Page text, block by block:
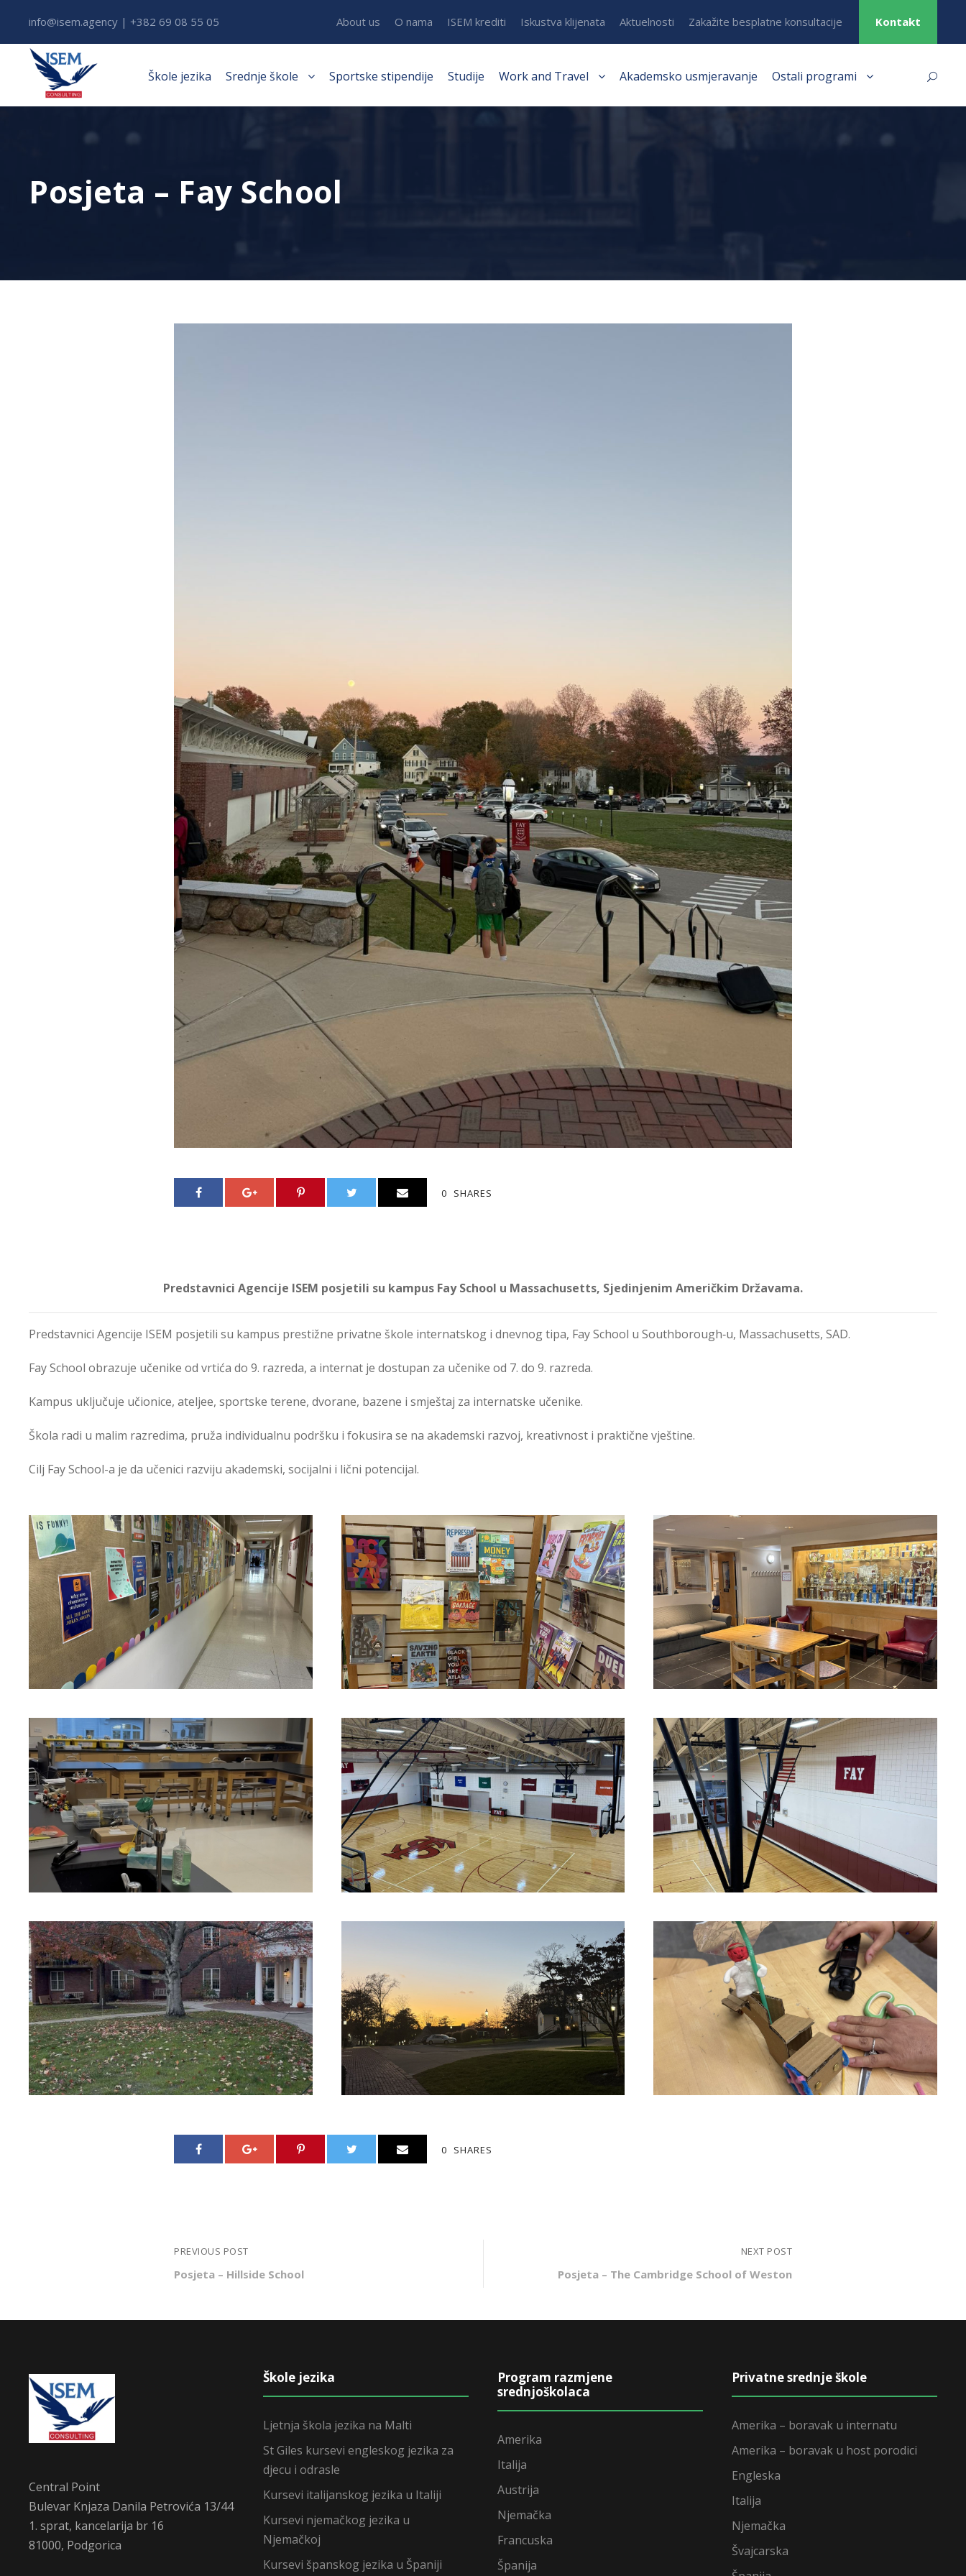
info@isem.agency | +382 69 08 55 05 About us O nama ISEM krediti Iskustva klijenata Aktuelnosti Zakažite besplatne konsultacije Kontakt
Škole jezika Srednje škole Sportske stipendije Studije Work and Travel Akademsko usmjeravanje Ostali programi
Posjeta – Fay School
0 SHARES
Predstavnici Agencije ISEM posjetili su kampus Fay School u Massachusetts, Sjedinjenim Američkim Državama.
Predstavnici Agencije ISEM posjetili su kampus prestižne privatne škole internatskog i dnevnog tipa, Fay School u Southborough‑u, Massachusetts, SAD.
Fay School obrazuje učenike od vrtića do 9. razreda, a internat je dostupan za učenike od 7. do 9. razreda.
Kampus uključuje učionice, ateljee, sportske terene, dvorane, bazene i smještaj za internatske učenike.
Škola radi u malim razredima, pruža individualnu podršku i fokusira se na akademski razvoj, kreativnost i praktične vještine.
Cilj Fay School-a je da učenici razviju akademski, socijalni i lični potencijal.
0 SHARES
PREVIOUS POST
Posjeta – Hillside School
NEXT POST
Posjeta – The Cambridge School of Weston
Central Point
Bulevar Knjaza Danila Petrovića 13/44
1. sprat, kancelarija br 16
81000, Podgorica
Škole jezika
Ljetnja škola jezika na Malti
St Giles kursevi engleskog jezika za
djecu i odrasle
Kursevi italijanskog jezika u Italiji
Kursevi njemačkog jezika u
Njemačkoj
Kursevi španskog jezika u Španiji
Program razmjene
srednjoškolaca
Amerika
Italija
Austrija
Njemačka
Francuska
Španija
Privatne srednje škole
Amerika – boravak u internatu
Amerika – boravak u host porodici
Engleska
Italija
Njemačka
Švajcarska